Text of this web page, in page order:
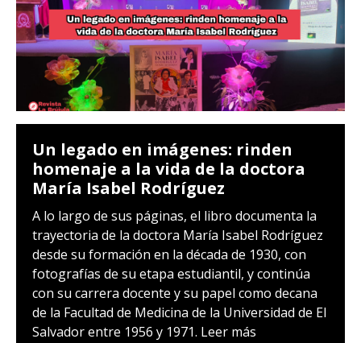
Un legado en imágenes: rinden
homenaje a la vida de la doctora
María Isabel Rodríguez
A lo largo de sus páginas, el libro documenta la
trayectoria de la doctora María Isabel Rodríguez
desde su formación en la década de 1930, con
fotografías de su etapa estudiantil, y continúa
con su carrera docente y su papel como decana
de la Facultad de Medicina de la Universidad de El
Salvador entre 1956 y 1971. Leer más